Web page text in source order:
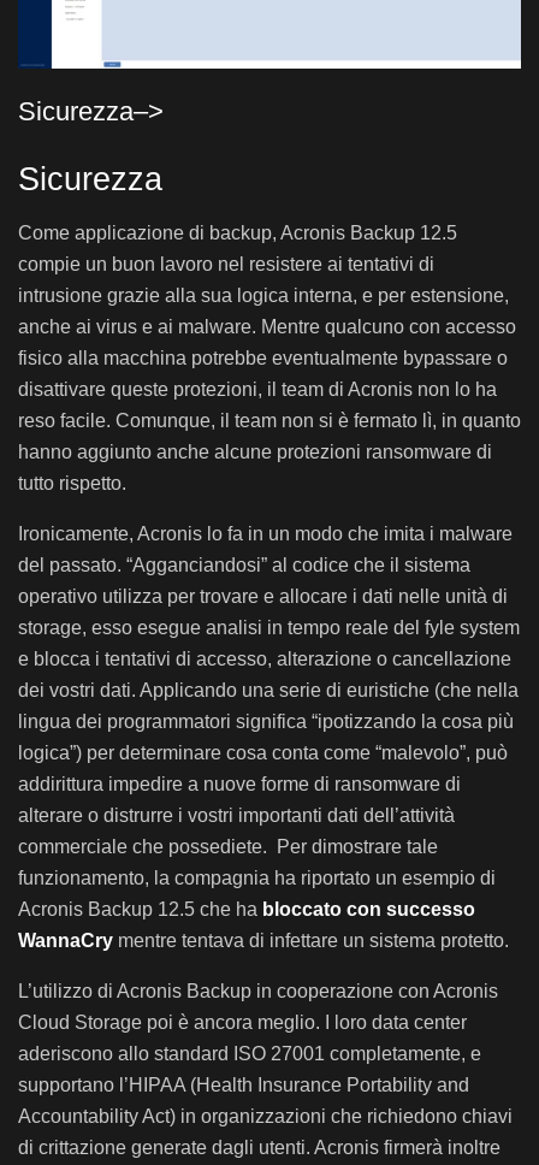
Sicurezza–>
Sicurezza
Come applicazione di backup, Acronis Backup 12.5
compie un buon lavoro nel resistere ai tentativi di
intrusione grazie alla sua logica interna, e per estensione,
anche ai virus e ai malware. Mentre qualcuno con accesso
fisico alla macchina potrebbe eventualmente bypassare o
disattivare queste protezioni, il team di Acronis non lo ha
reso facile. Comunque, il team non si è fermato lì, in quanto
hanno aggiunto anche alcune protezioni ransomware di
tutto rispetto.
Ironicamente, Acronis lo fa in un modo che imita i malware
del passato. “Agganciandosi” al codice che il sistema
operativo utilizza per trovare e allocare i dati nelle unità di
storage, esso esegue analisi in tempo reale del fyle system
e blocca i tentativi di accesso, alterazione o cancellazione
dei vostri dati. Applicando una serie di euristiche (che nella
lingua dei programmatori significa “ipotizzando la cosa più
logica”) per determinare cosa conta come “malevolo”, può
addirittura impedire a nuove forme di ransomware di
alterare o distrurre i vostri importanti dati dell’attività
commerciale che possediete. Per dimostrare tale
funzionamento, la compagnia ha riportato un esempio di
Acronis Backup 12.5 che ha bloccato con successo
WannaCry mentre tentava di infettare un sistema protetto.
L’utilizzo di Acronis Backup in cooperazione con Acronis
Cloud Storage poi è ancora meglio. I loro data center
aderiscono allo standard ISO 27001 completamente, e
supportano l’HIPAA (Health Insurance Portability and
Accountability Act) in organizzazioni che richiedono chiavi
di crittazione generate dagli utenti. Acronis firmerà inoltre